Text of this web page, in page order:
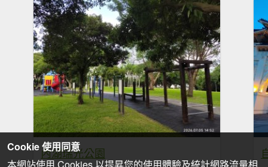
內湖瑞光公園
Cookie 使用同意